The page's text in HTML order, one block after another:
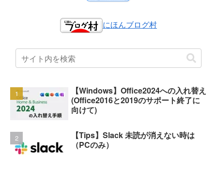
にほんブログ村
【Windows】Office2024への入れ替え
(Office2016と2019のサポート終了に
向けて)
【Tips】Slack 未読が消えない時は
（PCのみ）